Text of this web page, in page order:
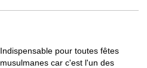
Indispensable pour toutes fêtes
musulmanes car c'est l'un des